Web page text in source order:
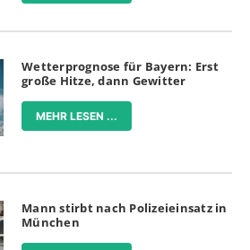
Wetterprognose für Bayern: Erst
große Hitze, dann Gewitter
MEHR LESEN ...
Mann stirbt nach Polizeieinsatz in
München